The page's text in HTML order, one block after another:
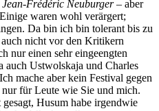
Jean-Frédéric Neuburger– aber
waren wohl verärgert;
Da bin ich bin tolerant bis zu
nicht vor den Kritikern
nur einen sehr eingeengten
auch Ustwolskaja und Charles
mache aber kein Festival gegen
für Leute wie Sie und mich.
Husum habe irgendwie